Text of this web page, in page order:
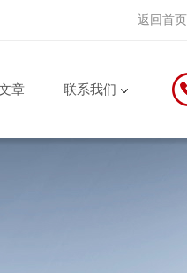
返回首页
章 联系我们